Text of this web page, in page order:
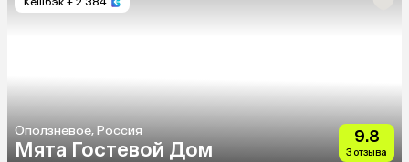
Оползневое, Россия
Мята Гостевой Дом
9.8
3 отзыва